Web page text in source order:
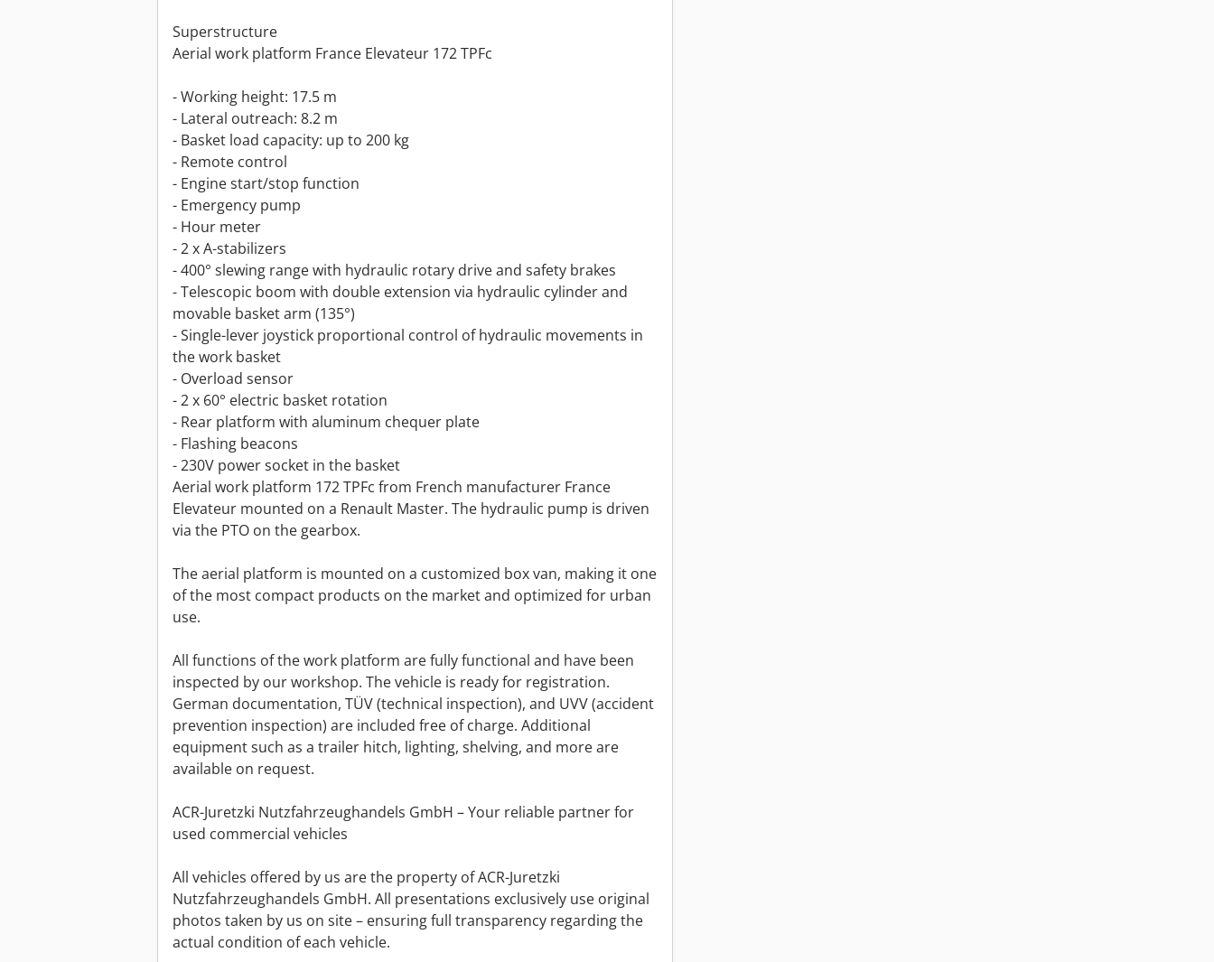
Superstructure
Aerial work platform France Elevateur 172 TPFc
- Working height: 17.5 m
- Lateral outreach: 8.2 m
- Basket load capacity: up to 200 kg
- Remote control
- Engine start/stop function
- Emergency pump
- Hour meter
- 2 x A-stabilizers
- 400° slewing range with hydraulic rotary drive and safety brakes
- Telescopic boom with double extension via hydraulic cylinder and
movable basket arm (135°)
- Single-lever joystick proportional control of hydraulic movements in
the work basket
- Overload sensor
- 2 x 60° electric basket rotation
- Rear platform with aluminum chequer plate
- Flashing beacons
- 230V power socket in the basket
Aerial work platform 172 TPFc from French manufacturer France
Elevateur mounted on a Renault Master. The hydraulic pump is driven
via the PTO on the gearbox.
The aerial platform is mounted on a customized box van, making it one
of the most compact products on the market and optimized for urban
use.
All functions of the work platform are fully functional and have been
inspected by our workshop. The vehicle is ready for registration.
German documentation, TÜV (technical inspection), and UVV (accident
prevention inspection) are included free of charge. Additional
equipment such as a trailer hitch, lighting, shelving, and more are
available on request.
ACR-Juretzki Nutzfahrzeughandels GmbH – Your reliable partner for
used commercial vehicles
All vehicles offered by us are the property of ACR-Juretzki
Nutzfahrzeughandels GmbH. All presentations exclusively use original
photos taken by us on site – ensuring full transparency regarding the
actual condition of each vehicle.